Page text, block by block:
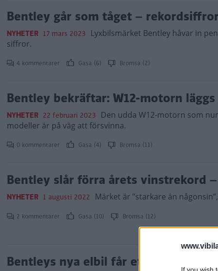
Bentley går som tåget –
NYHETER 17 mars 2023 Lyxbilsmärket Bentley håvar in
siffror.
4 kommentarer Gasa (6) Bromsa (2)
Bentley bekräftar: W12-motorn läggs
NYHETER 22 februari 2023 Den udda W12-motorn som
modeller är på väg att försvinna.
0 kommentarer Gasa (4) Bromsa (11)
Bentley slår förra årets vinstrekord
NYHETER 1 augusti 2022 Märket är ”starkare än
2 kommentarer Gasa (10) Bromsa (12)
Bentleys nya elbil får ett